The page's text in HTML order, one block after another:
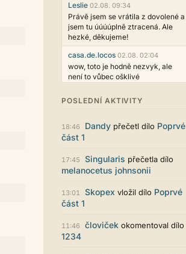
Leslie 02.08. 09:34
Právě jsem se vrátila z dovolené a
jsem tu úúúúplně ztracená. Ale
hezké, děkujeme!
casa.de.locos 02.08. 02:04
wow, toto je hodně nezvyk, ale
není to vůbec ošklivé
Jarda468
Už i počet přečtení jde vidět,
myslím také už v pořádku,
perfektní práce :)
Singularis
30.07. 06:19
Líbí se mi tmavá varianta nového
vzhledu. Na některých místech
jsou sice mezi prvky příliš velké
mezery, ale když mě to bude štvát,
určitě to půjde upravit místním
funkční a příjemný. Podvedl se.
POSLEDNÍ AKTIVITY
18:46 Dandy přečetl dílo Poprvé
část 1
17:45 Singularis přečetla dílo
melanocetus johnsonii
13:01 Skopex vložil dílo Poprvé
část 1
11:46 človiček okomentoval dílo
1234